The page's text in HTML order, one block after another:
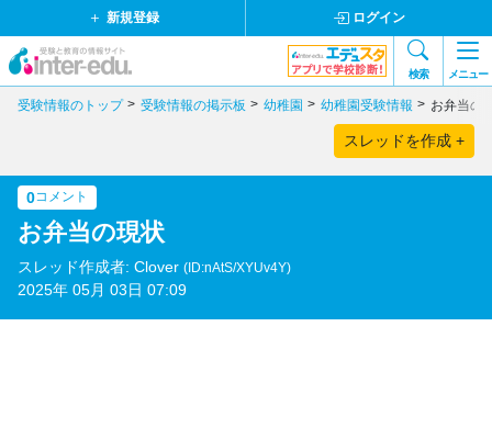
新規登録 ログイン
検索 メニュー
受験情報のトップ 受験情報の掲示板 幼稚園 幼稚園受験情報 お弁当の
スレッドを作成 +
0コメント
お弁当の現状
スレッド作成者: Clover (ID:nAtS/XYUv4Y)
2025年 05月 03日 07:09